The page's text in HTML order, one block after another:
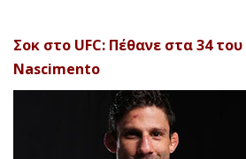
Σοκ στο UFC: Πέθανε στα 34
Nascimento